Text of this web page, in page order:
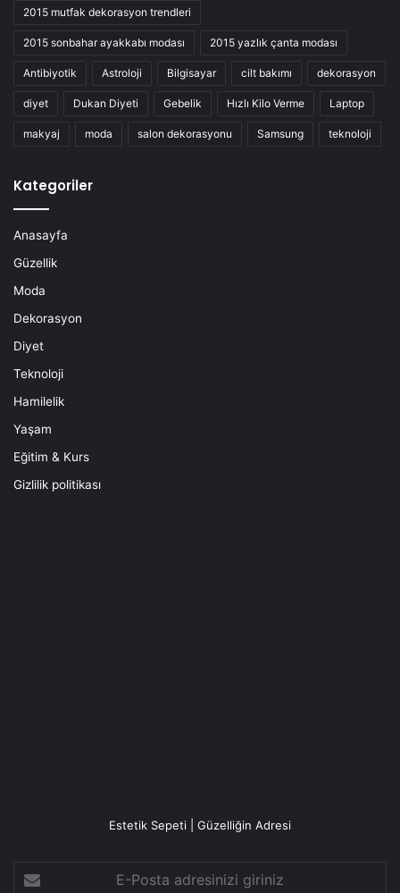
2015 mutfak dekorasyon trendleri
2015 sonbahar ayakkabı modası 2015 yazlık çanta modası
Antibiyotik Astroloji Bilgisayar cilt bakımı dekorasyon
diyet Dukan Diyeti Gebelik Hızlı Kilo Verme Laptop
makyaj moda salon dekorasyonu Samsung teknoloji
Kategoriler
Anasayfa
Güzellik
Moda
Dekorasyon
Diyet
Teknoloji
Hamilelik
Yaşam
Eğitim & Kurs
Gizlilik politikası
Estetik Sepeti | Güzelliğin Adresi
Posta